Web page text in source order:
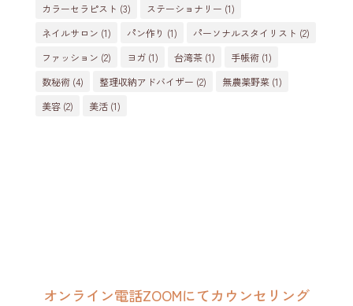
カラーセラピスト (3) ステーショナリー (1)
ネイルサロン (1) パン作り (1) パーソナルスタイリスト (2)
ファッション (2) ヨガ(1) 台湾茶(1) 手帳術(1)
数秘術(4) 整理収納アドバイザー (2) 無農薬野菜(1)
美容(2) 美活(1)
オンライン電話ZOOMにてカウンセリング